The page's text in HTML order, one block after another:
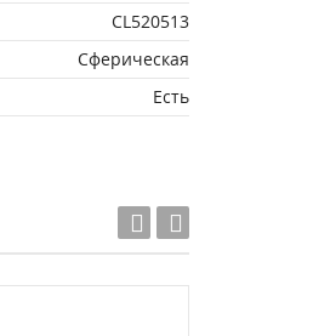
CL520513
Сферическая
Есть